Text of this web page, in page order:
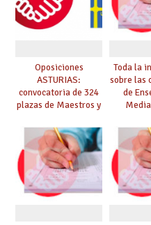
Oposiciones
ASTURIAS:
convocatoria de 324
plazas de Maestros y
Catedráticos de
Música y Artes
Escénicas
Toda la
sobre las
de